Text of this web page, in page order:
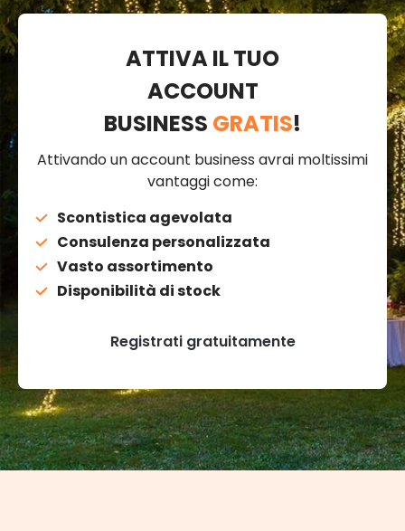
ATTIVA IL TUO
ACCOUNT
BUSINESS GRATIS!
Attivando un account business avrai moltissimi
vantaggi come:
Scontistica agevolata
Consulenza personalizzata
Vasto assortimento
Disponibilità di stock
Registrati gratuitamente